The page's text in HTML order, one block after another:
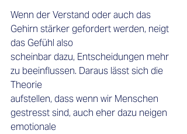
Wenn der Verstand oder auch das
Gehirn stärker gefordert werden, neigt
das Gefühl also
scheinbar dazu, Entscheidungen mehr
zu beeinflussen. Daraus lässt sich die
Theorie
aufstellen, dass wenn wir Menschen
gestresst sind, auch eher dazu neigen
emotionale